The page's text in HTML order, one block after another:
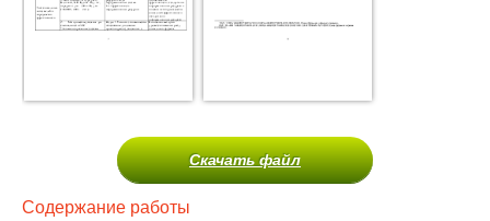
Скачать файл
Содержание работы